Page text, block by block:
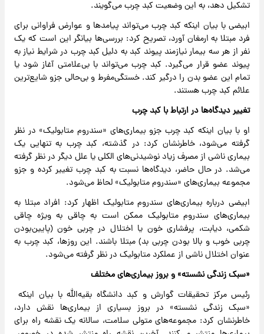
تشکیل دهد، به این وضعیت کبد چرب می‌گویند.
ابیضی با بیان اینکه کبد چرب می‌تواند پیامدها و عوارض فراوانی برای
فرد مبتلا به ارمغان آورد، تصریح کرد: بررسی‌ها بیانگر این است که یک
نفر از هر سه بیمار نیازمند پیوند کبد به دلیل کبد چرب در شرایط نیاز به
پیوند عضو قرار می‌گیرد. کبد چرب می‌تواند با بی‌علامتی آغاز شود یا
تمام این عضو بدن را درگیر کند. خستگی‌مفرط و بی‌حالی جزو شایع‌ترین
علائم کبد چرب هستند.
تغییر دیدگاه‌ها در ارتباط با کبد چرب
او با بیان اینکه کبد چرب جزو بیماری‌های «سندروم متابولیک» در نظر
گرفته می‌شود، خاطرنشان کرد: در گذشته، کبد چرب به تنهایی یک
بیماری ناشی از مصرف زیاد نوشیدنی‌های الکلی یا علل دیگر در نظر گرفته
می‌شد. در حال حاضر، دیدگاه‌ها نسبت به کبد چرب تغییر کرده و جزو
مجموعه‌ بیماری‌های «سندروم متابولیک» لحاظ می‌شود.
ابیضی درباره بیماری‌های سندروم متابولیک اظهار کرد: افراد مبتلا به
بیماری‌های سندروم متابولیک ممکن است به چاقی به ویژه چاقی
شکمی، دیابت، پرفشاری خون یا اختلال در چربی خون (پایین‌بودن
چربی خوب و بالا بودن چربی بد) مبتلا باشند. این روزها، کبد چرب به
عنوان اختلال ناشی از عملکرد متابولیک در نظر گرفته می‌شود.
«سبک زندگی نشسته» و بروز بیماری‌های مختلف
رئیس مرکز تحقیقات گوارش و کبد دانشگاه بقیه‌الله با بیان اینکه
«سبک زندگی نشسته» در بروز بسیاری از بیماری‌ها نقش دارد،
خاطرنشان کرد: مجموعه‌های متولی سلامت، سالانه یک نقشه راه برای